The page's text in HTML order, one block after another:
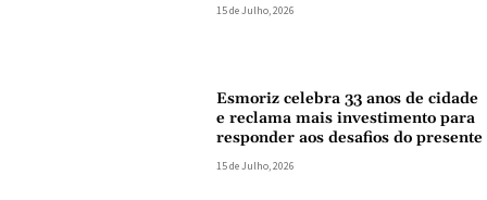
15 de Julho, 2026
Esmoriz celebra 33 anos de cidade
e reclama mais investimento para
responder aos desafios do presente
15 de Julho, 2026